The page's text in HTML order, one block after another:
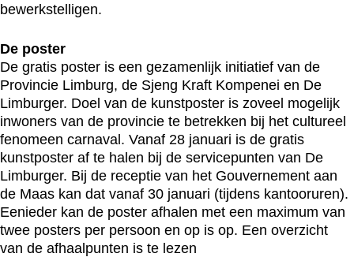
bewerkstelligen.
De poster
De gratis poster is een gezamenlijk initiatief van de
Provincie Limburg, de Sjeng Kraft Kompenei en De
Limburger. Doel van de kunstposter is zoveel mogelijk
inwoners van de provincie te betrekken bij het cultureel
fenomeen carnaval. Vanaf 28 januari is de gratis
kunstposter af te halen bij de servicepunten van De
Limburger. Bij de receptie van het Gouvernement aan
de Maas kan dat vanaf 30 januari (tijdens kantooruren).
Eenieder kan de poster afhalen met een maximum van
twee posters per persoon en op is op. Een overzicht
van de afhaalpunten is te lezen